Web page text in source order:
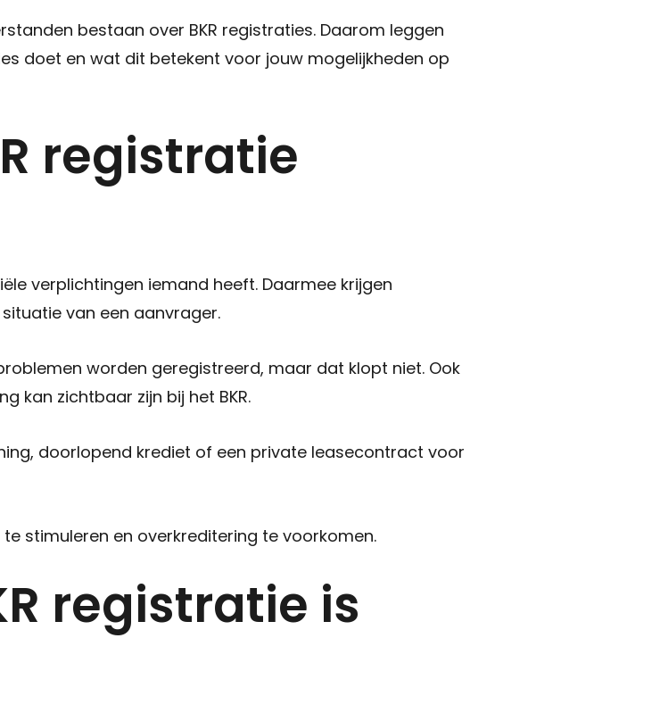
bestaan over BKR registraties. Daarom leggen
doet en wat dit betekent voor jouw mogelijkheden op
registratie
verplichtingen iemand heeft. Daarmee krijgen
van een aanvrager.
worden geregistreerd, maar dat klopt niet. Ook
kan zichtbaar zijn bij het BKR.
doorlopend krediet of een private leasecontract voor
stimuleren en overkreditering te voorkomen.
registratie is
Woning verkopen
Woning kopen
Blog
Vacature
Sluiten
+31 591 620 097